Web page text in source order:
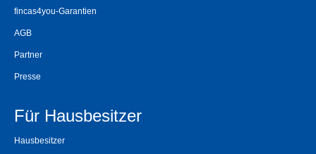
fincas4you-Garantien
AGB
Partner
Presse
Für Hausbesitzer
Hausbesitzer